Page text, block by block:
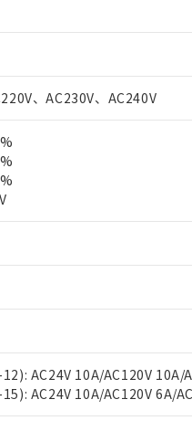
、AC230V、AC240V
AC24V 10A/AC120V 10A/
AC24V 10A/AC120V 6A/
件
をお読みいただき、同意のう
納期状況および標準価格はお
売員にご相談ください。
ン制御機器販売店や当社販売
況および標準価格結果を当社
EU RoHS指令（10物質）の非
し：EU RoHS指令（10物質）
中：EU RoHS指令（10物質）
ライセンス料など無形物で、
事情により、非含有部品とし
（10物質）：
1000ppm以下、ポリ臭化ビフェ
令で産業用監視および制御機器に対す
ル類の４物質については閾値を超え
定月
切り替え状況などにより、予
表
大均質材料含有率が中国
確認です。当社販売部門へお
、 Hg(水銀) : 1000ppm、 Cd(カド
ジブチル) : 1000ppm、 DIBP(フタル
護使用期限
輸出または国外への提供す
一切使用いたしません。
、貴社製品を第三者に販売
社は、販売先および販売に
せん。
説明
一定数には満たないが在庫あり
在庫なし(最新の在庫状況につ